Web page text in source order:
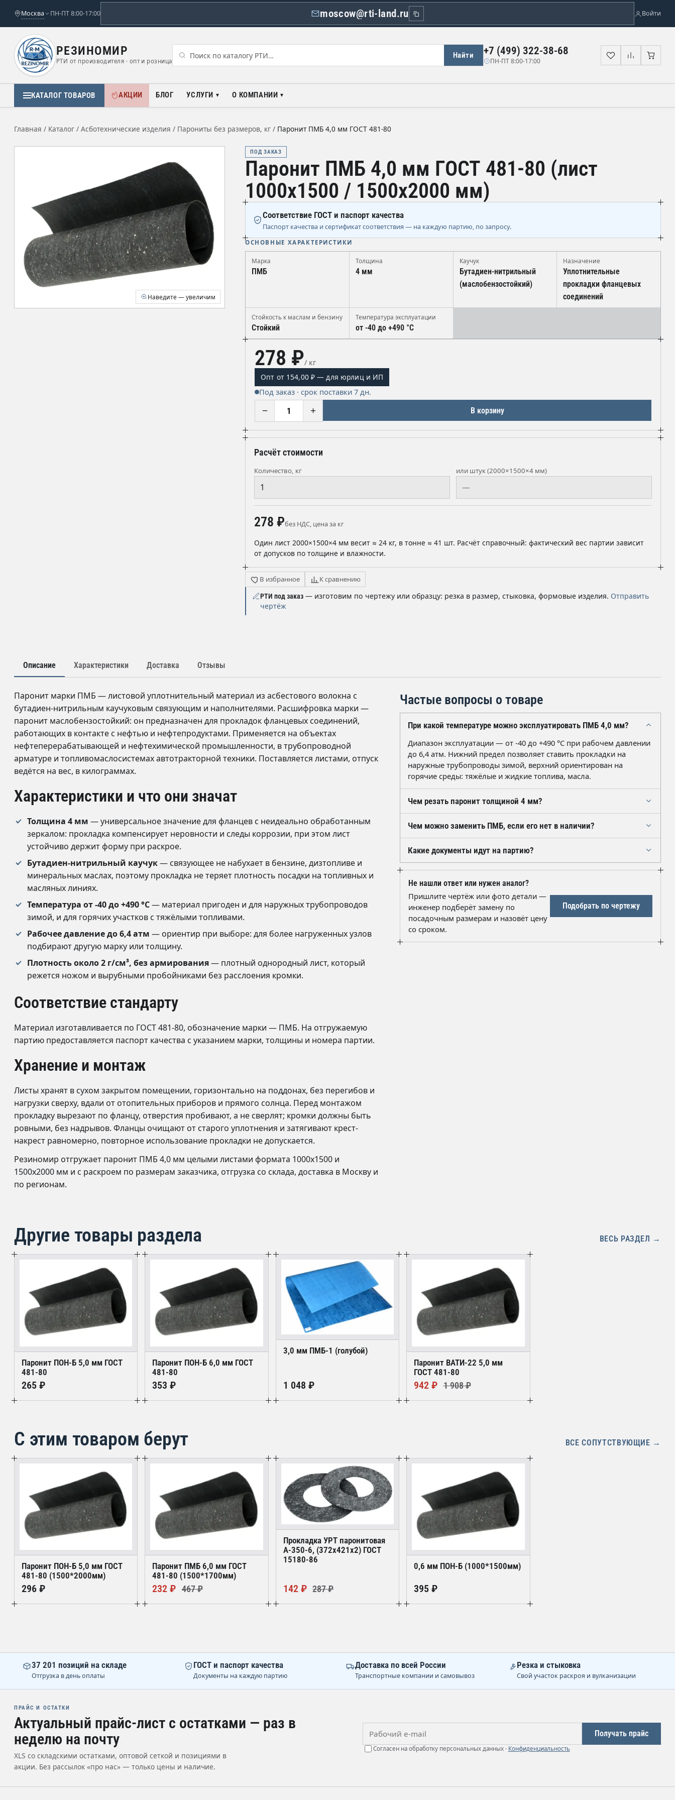
Москва ПН-ПТ 8:00-17:00 moscow@rti-land.ru Войти
РЕЗИНОМИР
РТИ от производителя · опт и розница
Найти +7 (499) 322-38-68
ПН-ПТ 8:00-17:00 Избранное
КАТАЛОГ ТОВАРОВ АКЦИИ БЛОГ УСЛУГИ О КОМПАНИИ
Главная / Каталог / Асботехнические изделия / Парониты без размеров, кг / Паронит ПМБ 4,0 мм ГОСТ 481-80
Наведите — увеличим
ПОД ЗАКАЗ
Паронит ПМБ 4,0 мм ГОСТ 481-80 (лист
1000х1500 / 1500х2000 мм)
Соответствие ГОСТ и паспорт качества
Паспорт качества и сертификат соответствия — на каждую партию, по запросу.
ОСНОВНЫЕ ХАРАКТЕРИСТИКИ
Марка
ПМБ
Толщина
4 мм
Каучук
Бутадиен-нитрильный
(маслобензостойкий)
Назначение
Уплотнительные
прокладки фланцевых
соединений
Стойкость к маслам и бензину
Стойкий
Температура эксплуатации
от -40 до +490 °C
278 ₽/ кг
Опт от 154,00 ₽ — для юрлиц и ИП
Под заказ · срок поставки 7 дн.
− + В корзину
Расчёт стоимости
Количество, кг или штук (2000×1500×4 мм)
278 ₽без НДС, цена за кг
Один лист 2000×1500×4 мм весит ≈ 24 кг, в тонне ≈ 41 шт. Расчёт справочный: фактический вес партии зависит
от допусков по толщине и влажности.
В избранное К сравнению
РТИ под заказ — изготовим по чертежу или образцу: резка в размер, стыковка, формовые изделия. Отправить
чертёж
Описание Характеристики Доставка Отзывы
Паронит марки ПМБ — листовой уплотнительный материал из асбестового волокна с
бутадиен-нитрильным каучуковым связующим и наполнителями. Расшифровка марки —
паронит маслобензостойкий: он предназначен для прокладок фланцевых соединений,
работающих в контакте с нефтью и нефтепродуктами. Применяется на объектах
нефтеперерабатывающей и нефтехимической промышленности, в трубопроводной
арматуре и топливомаслосистемах автотракторной техники. Поставляется листами, отпуск
ведётся на вес, в килограммах.
Характеристики и что они значат
Толщина 4 мм — универсальное значение для фланцев с неидеально обработанным
зеркалом: прокладка компенсирует неровности и следы коррозии, при этом лист
устойчиво держит форму при раскрое.
Бутадиен-нитрильный каучук— связующее не набухает в бензине, дизтопливе и
минеральных маслах, поэтому прокладка не теряет плотность посадки на топливных и
масляных линиях.
Температура от -40 до +490 °C— материал пригоден и для наружных трубопроводов
зимой, и для горячих участков с тяжёлыми топливами.
Рабочее давление до 6,4 атм — ориентир при выборе: для более нагруженных узлов
подбирают другую марку или толщину.
Плотность около 2 г/см³, без армирования— плотный однородный лист, который
режется ножом и вырубными пробойниками без расслоения кромки.
Соответствие стандарту
Материал изготавливается по ГОСТ 481-80, обозначение марки — ПМБ. На отгружаемую
партию предоставляется паспорт качества с указанием марки, толщины и номера партии.
Хранение и монтаж
Листы хранят в сухом закрытом помещении, горизонтально на поддонах, без перегибов и
нагрузки сверху, вдали от отопительных приборов и прямого солнца. Перед монтажом
прокладку вырезают по фланцу, отверстия пробивают, а не сверлят; кромки должны быть
ровными, без надрывов. Фланцы очищают от старого уплотнения и затягивают крест-
накрест равномерно, повторное использование прокладки не допускается.
Резиномир отгружает паронит ПМБ 4,0 мм целыми листами формата 1000х1500 и
1500х2000 мм и с раскроем по размерам заказчика, отгрузка со склада, доставка в Москву и
по регионам.
Частые вопросы о товаре
При какой температуре можно эксплуатировать ПМБ 4,0 мм?
Диапазон эксплуатации — от -40 до +490 °C при рабочем давлении
до 6,4 атм. Нижний предел позволяет ставить прокладки на
наружные трубопроводы зимой, верхний ориентирован на
горячие среды: тяжёлые и жидкие топлива, масла.
Чем резать паронит толщиной 4 мм?
шаблону, ножницами по металлу или высечкой. Крепёжные
отверстия лучше пробивать просечкой: сверление рвёт кромку.
Разметку удобно вести по самому фланцу.
Чем можно заменить ПМБ, если его нет в наличии?
нефтепродуктам, поэтому замена подбирается по среде,
температуре и давлению узла, а не только по толщине 4 мм. Если
аналог.
Какие документы идут на партию?
На каждую отгружаемую партию оформляется паспорт качества с
указанием марки ПМБ, толщины 4 мм и ссылки на ГОСТ 481-80. По
запросу предоставляем сопроводительные документы для
входного контроля и комплект отгрузочных бумаг.
Не нашли ответ или нужен аналог?
Пришлите чертёж или фото детали —
инженер подберёт замену по
посадочным размерам и назовёт цену
со сроком.
Подобрать по чертежу
Другие товары раздела ВЕСЬ РАЗДЕЛ →
Паронит ПОН-Б 5,0 мм ГОСТ
481-80
265 ₽
Паронит ПОН-Б 6,0 мм ГОСТ
481-80
353 ₽
3,0 мм ПМБ-1 (голубой)
1 048 ₽
Паронит ВАТИ-22 5,0 мм
ГОСТ 481-80
942 ₽ 1 908 ₽
С этим товаром берут ВСЕ СОПУТСТВУЮЩИЕ →
Паронит ПОН-Б 5,0 мм ГОСТ
481-80 (1500*2000мм)
296 ₽
Паронит ПМБ 6,0 мм ГОСТ
481-80 (1500*1700мм)
232 ₽ 467 ₽
Прокладка УРТ паронитовая
А-350-6, (372х421х2) ГОСТ
15180-86
142 ₽ 287 ₽
0,6 мм ПОН-Б (1000*1500мм)
395 ₽
37 201 позиций на складе
Отгрузка в день оплаты
ГОСТ и паспорт качества
Документы на каждую партию
Доставка по всей России
Транспортные компании и самовывоз
Резка и стыковка
Свой участок раскроя и вулканизации
ПРАЙС И ОСТАТКИ
Актуальный прайс-лист с остатками — раз в
неделю на почту
XLS со складскими остатками, оптовой сеткой и позициями в
акции. Без рассылок «про нас» — только цены и наличие.
Получать прайс
Согласен на обработку персональных данных · Конфиденциальность